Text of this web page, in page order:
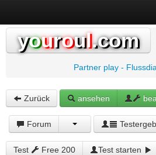
youroul.com
Partner play -
Zurück ansehen
Forum
Test Free 200 Test starten